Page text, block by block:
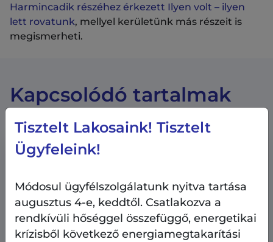
Harmincadik részéhez érkezett Ilyen volt – ilyen
lett rovatunk, mellyel kerületünk más részeit is
megismerheti.
Kapcsolódó tartalmak
Tisztelt Lakosaink! Tisztelt
Ügyfeleink!
Módosul ügyfélszolgálatunk nyitva tartása
augusztus 4-e, keddtől. Csatlakozva a
rendkívüli hőséggel összefüggő, energetikai
krízisből következő energiamegtakarítási